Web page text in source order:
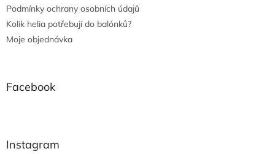
Podmínky ochrany osobních údajů
Kolik helia potřebuji do balónků?
Moje objednávka
Facebook
Instagram